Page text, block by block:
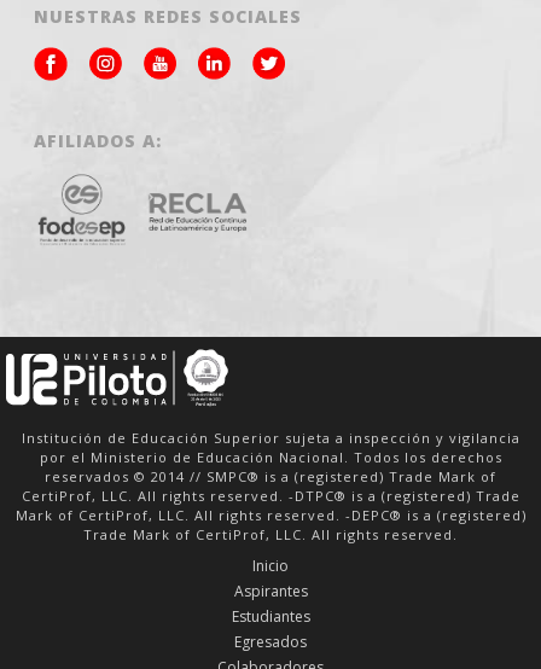
NUESTRAS REDES SOCIALES
AFILIADOS A:
Institución de Educación Superior sujeta a inspección y vigilancia
por el Ministerio de Educación Nacional. Todos los derechos
reservados © 2014 // SMPC® is a (registered) Trade Mark of
CertiProf, LLC. All rights reserved. -DTPC® is a (registered) Trade
Mark of CertiProf, LLC. All rights reserved. -DEPC® is a (registered)
Trade Mark of CertiProf, LLC. All rights reserved.
Inicio
Aspirantes
Estudiantes
Egresados